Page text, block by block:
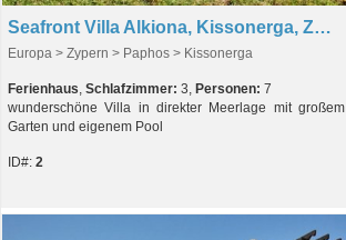
Seafront Villa Alkiona, Kissonerga, Zypern
Europa > Zypern > Paphos > Kissonerga
Ferienhaus, Schlafzimmer: 3, Personen: 7
wunderschöne Villa in direkter Meerlage mit großem
Garten und eigenem Pool
ID#: 2